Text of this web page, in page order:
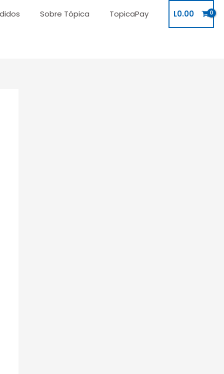
Sobre Tópica TopicaPay L0.00